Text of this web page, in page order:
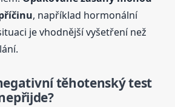
, například hormonální
je vhodnější vyšetření než
těhotenský test